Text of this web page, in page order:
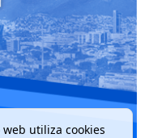
web utiliza cookies